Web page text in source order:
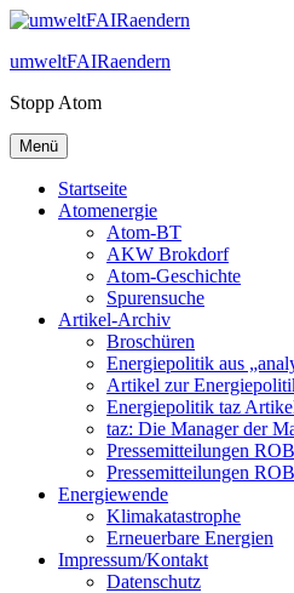
Zum
springen
umweltFAIRaendern
Stopp Atom
Menü
Startseite
Atomenergie
Atom-BT
AKW Brokdorf
Atom-Geschichte
Spurensuche
Artikel-Archiv
Broschüren
Energiepolitik aus
Artikel zur
Energiepolitik taz
taz: Die Manager der
Pressemitteilungen
Pressemitteilungen
Energiewende
Klimakatastrophe
Erneuerbare Energien
Impressum/Kontakt
Datenschutz